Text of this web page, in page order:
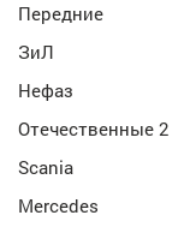
Передние
ЗиЛ
Нефаз
Отечественные 2
Scania
Mercedes